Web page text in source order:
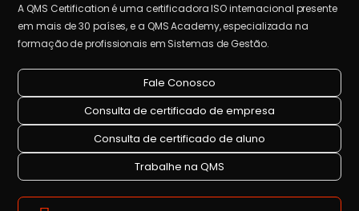
A QMS Certification é uma certificadora ISO internacional presente
em mais de 30 países, e a QMS Academy, especializada na
formação de profissionais em Sistemas de Gestão.
Fale Conosco
Consulta de certificado de empresa
Consulta de certificado de aluno
Trabalhe na QMS